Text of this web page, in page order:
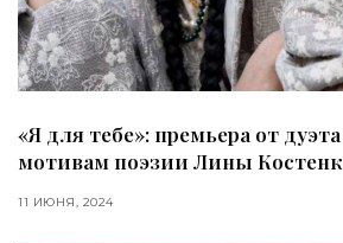
«Я для тебе»: премьера от
мотивам поэзии Лины
11 ИЮНЯ, 2024